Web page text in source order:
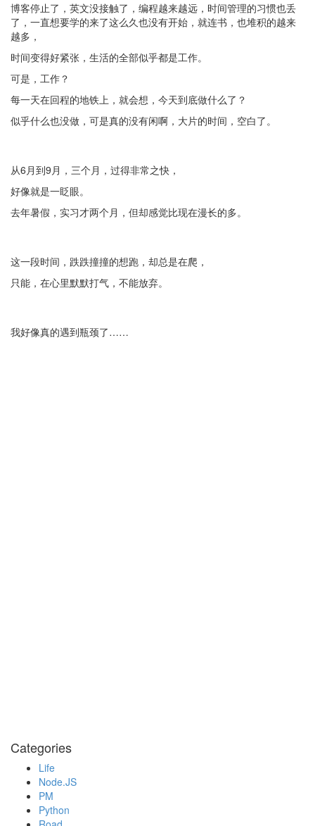
博客停止了，英文没接触了，编程越来越远，时间管理的习惯也丢
了，一直想要学的来了这么久也没有开始，就连书，也堆积的越来
越多，
时间变得好紧张，生活的全部似乎都是工作。
可是，工作？
每一天在回程的地铁上，就会想，今天到底做什么了？
似乎什么也没做，可是真的没有闲啊，大片的时间，空白了。
从6月到9月，三个月，过得非常之快，
好像就是一眨眼。
去年暑假，实习才两个月，但却感觉比现在漫长的多。
这一段时间，跌跌撞撞的想跑，却总是在爬，
只能，在心里默默打气，不能放弃。
我好像真的遇到瓶颈了……
Categories
Life
Node.JS
PM
Python